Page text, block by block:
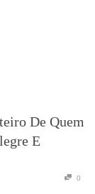
De Quem
E
0